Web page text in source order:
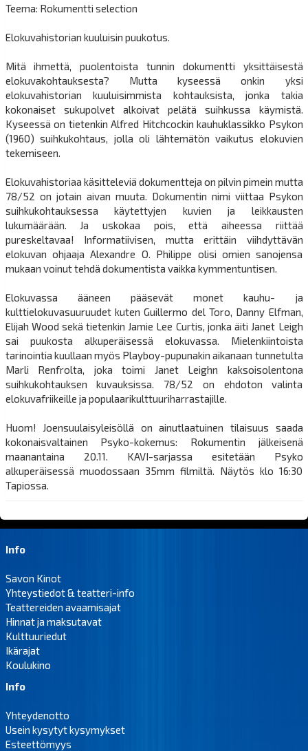
Teema: Rokumentti selection
Elokuvahistorian kuuluisin puukotus.
Mitä ihmettä, puolentoista tunnin dokumentti yksittäisestä
elokuvakohtauksesta? Mutta kyseessä onkin yksi
elokuvahistorian kuuluisimmista kohtauksista, jonka takia
kokonaiset sukupolvet alkoivat pelätä suihkussa käymistä.
Kyseessä on tietenkin Alfred Hitchcockin kauhuklassikko Psykon
(1960) suihkukohtaus, jolla oli lähtemätön vaikutus elokuvien
tekemiseen.
Elokuvahistoriaa käsitteleviä dokumentteja on pilvin pimein mutta
78/52 on jotain aivan muuta. Dokumentin nimi viittaa Psykon
suihkukohtauksessa käytettyjen kuvien ja leikkausten
lukumäärään. Ja uskokaa pois, että aiheessa riittää
pureskeltavaa! Informatiivisen, mutta erittäin viihdyttävän
elokuvan ohjaaja Alexandre O. Philippe olisi omien sanojensa
mukaan voinut tehdä dokumentista vaikka kymmentuntisen.
Elokuvassa ääneen pääsevät monet kauhu- ja
kulttielokuvasuuruudet kuten Guillermo del Toro, Danny Elfman,
Elijah Wood sekä tietenkin Jamie Lee Curtis, jonka äiti Janet Leigh
sai puukosta alkuperäisessä elokuvassa. Mielenkiintoista
tarinointia kuullaan myös Playboy-pupunakin aikanaan tunnetulta
Marli Renfrolta, joka toimi Janet Leighn kaksoisolentona
suihkukohtauksen kuvauksissa. 78/52 on ehdoton valinta
elokuvafriikeille ja populaarikulttuuriharrastajille.
Huom! Joensuulaisyleisöllä on ainutlaatuinen tilaisuus saada
kokonaisvaltainen Psyko-kokemus: Rokumentin jälkeisenä
maanantaina 20.11. KAVI-sarjassa esitetään Psyko
alkuperäisessä muodossaan 35mm filmiltä. Näytös klo 16:30
Tapiossa.
Info
Savon Kinot
Yhteystiedot & teatteri-info
Teattereiden avaamisajat
Hinnat ja maksutavat
Kulttuuriedut
Ikärajat
Koulukino
Info
Yhteydenotto
Usein kysytyt kysymykset
Esteettömyys